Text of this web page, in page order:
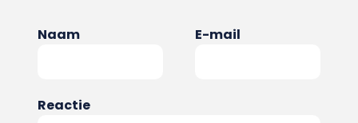
Naam E-mail
Reactie